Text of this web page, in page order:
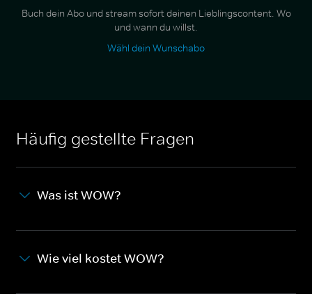
Buch dein Abo und stream sofort deinen Lieblingscontent. Wo
und wann du willst.
Wähl dein Wunschabo
Häufig gestellte Fragen
Was ist WOW?
Wie viel kostet WOW?